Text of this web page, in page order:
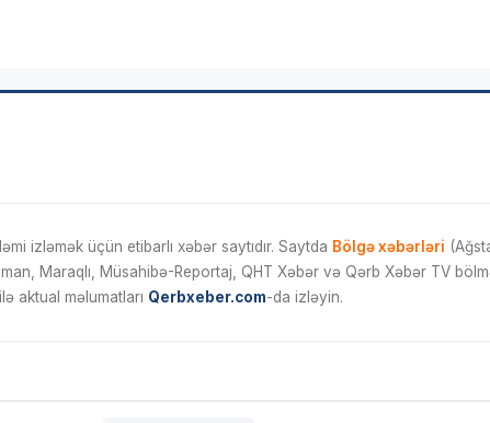
izləmək üçün etibarlı xəbər saytıdır. Saytda Bölgə xəbərləri
Maraqlı, Müsahibə-Reportaj, QHT Xəbər və Qərb Xəbər TV
aktual məlumatları Qerbxeber.com-da izləyin.